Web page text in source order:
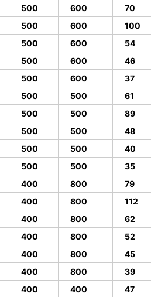
500 600
70
500 600
100
500 600
54
500 600
46
500 600
37
500 500
61
500 500
89
500 500
48
500 500
40
500 500
35
400 800
79
400 800
112
400 800
62
400 800
52
400 800
45
400 800
39
400 400 47